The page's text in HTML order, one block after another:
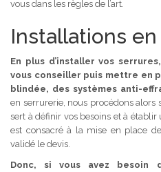
vous dans les règles de l’art.
Installations
En plus d’installer vos
vous conseiller puis mettre en
blindée, des systèmes anti-
en serrurerie, nous procédons
sert à définir vos besoins et à établir
est consacré à la mise en place
validé le devis.
Donc, si vous avez besoin